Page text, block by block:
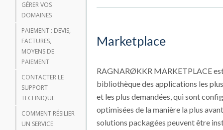
GÉRER VOS
DOMAINES
PAIEMENT : DEVIS,
FACTURES,
MOYENS DE
PAIEMENT
CONTACTER LE
SUPPORT
TECHNIQUE
COMMENT RÉSILIER
UN SERVICE
Marketplace
RAGNARØKKR MARKETPLACE
bibliothèque des applications les
et les plus demandées, qui sont
optimisées de la manière la plus
solutions packagées peuvent être